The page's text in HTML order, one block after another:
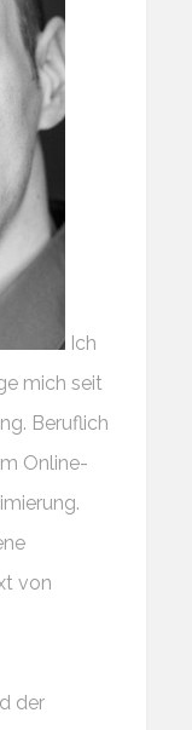
Ich
mich seit
Beruflich
Online-
von
der